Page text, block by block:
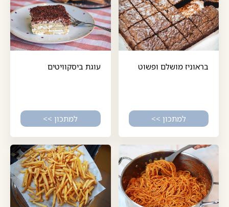
בראוניז מושלם ופשוט
למתכון >>
עוגת ביסקוויטים
למתכון >>